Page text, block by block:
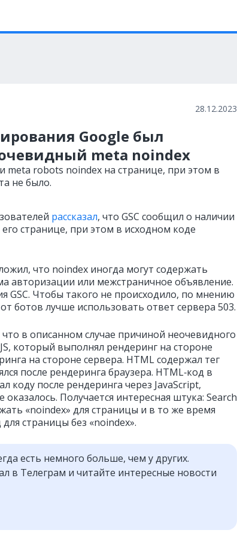
28.12.2023
Google был
meta noindex
meta robots noindex на странице, при этом в
не было.
рассказал, что GSC сообщил о наличии
странице, при этом в исходном коде
что noindex иногда могут содержать
авторизации или межстраничное объявление.
GSC. Чтобы такого не происходило, по мнению
ботов лучше использовать ответ сервера 503.
в описанном случае причиной неочевидного
который выполнял рендеринг на стороне
на стороне сервера. HTML содержал тег
после рендеринга браузера. HTML‑код в
коду после рендеринга через JavaScript,
Получается интересная штука: Search
«noindex» для страницы и в то же время
страницы без «noindex».
есть немного больше, чем у других.
в Телеграм и читайте интересные новости